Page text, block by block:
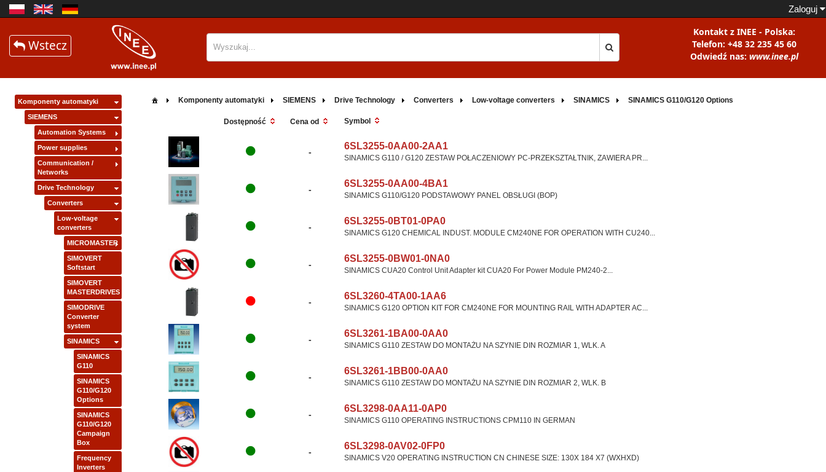
Zaloguj
Wstecz
Kontakt z INEE - Polska:
Telefon: +48 32 235 45 60
Odwiedź nas: www.inee.pl
Komponenty automatyki
SIEMENS
Automation Systems
Power supplies
Communication /
Networks
Drive Technology
Converters
Low-voltage
converters
MICROMASTER
SIMOVERT
Softstart
SIMOVERT
MASTERDRIVES
SIMODRIVE
Converter
system
SINAMICS
SINAMICS
G110
SINAMICS
G110/G120
Options
SINAMICS
G110/G120
Campaign
Box
Frequency
Inverters
Komponenty automatyki SIEMENS Drive Technology Converters Low-voltage converters SINAMICS SINAMICS G110/G120 Options
Dostępność Cena od Symbol
-
6SL3255-0AA00-2AA1
SINAMICS G110 / G120 ZESTAW POŁACZENIOWY PC-PRZEKSZTAŁTNIK, ZAWIERA PR...
-
6SL3255-0AA00-4BA1
SINAMICS G110/G120 PODSTAWOWY PANEL OBSŁUGI (BOP)
-
6SL3255-0BT01-0PA0
SINAMICS G120 CHEMICAL INDUST. MODULE CM240NE FOR OPERATION WITH CU240...
-
6SL3255-0BW01-0NA0
SINAMICS CUA20 Control Unit Adapter kit CUA20 For Power Module PM240-2...
-
6SL3260-4TA00-1AA6
SINAMICS G120 OPTION KIT FOR CM240NE FOR MOUNTING RAIL WITH ADAPTER AC...
-
6SL3261-1BA00-0AA0
SINAMICS G110 ZESTAW DO MONTAŻU NA SZYNIE DIN ROZMIAR 1, WLK. A
-
6SL3261-1BB00-0AA0
SINAMICS G110 ZESTAW DO MONTAŻU NA SZYNIE DIN ROZMIAR 2, WLK. B
-
6SL3298-0AA11-0AP0
SINAMICS G110 OPERATING INSTRUCTIONS CPM110 IN GERMAN
-
6SL3298-0AV02-0FP0
SINAMICS V20 OPERATING INSTRUCTION CN CHINESE SIZE: 130X 184 X7 (WXHXD)